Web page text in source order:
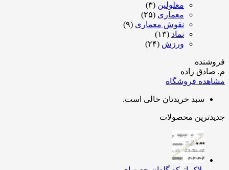
معلولین(۳)
معماری(۲۵)
نقوش معماری(۹)
نماد
(۱۳)
ورزش (۲۴)
زاده
فروشگاه
سبد خریدتان خالی است.
محصولات